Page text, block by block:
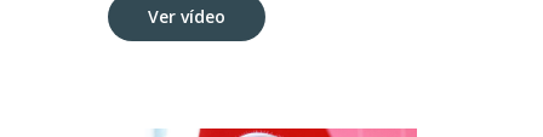
Ver vídeo